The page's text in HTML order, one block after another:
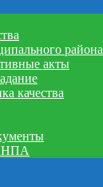
района
акты
качества
НПА